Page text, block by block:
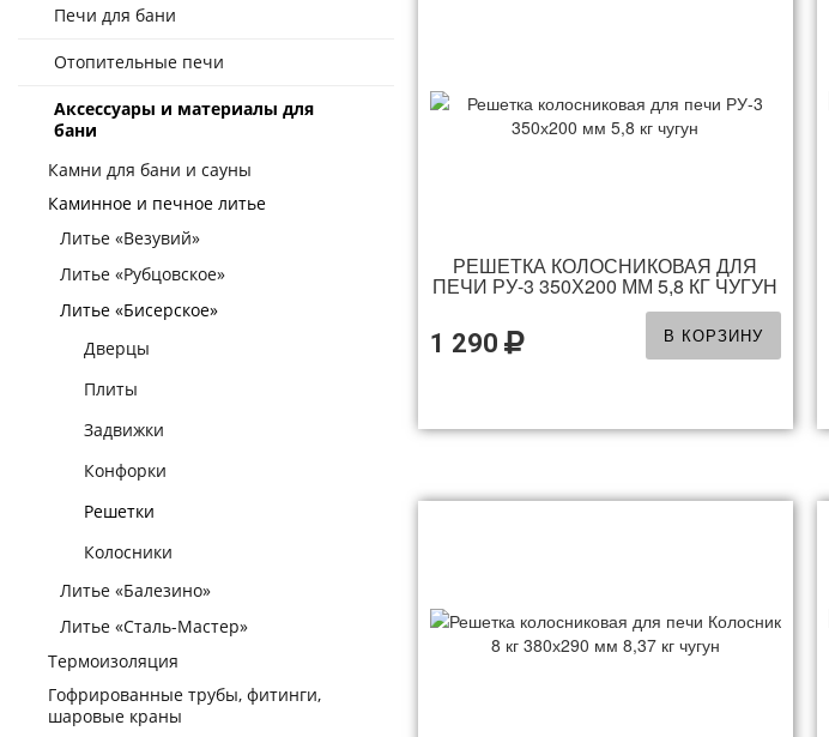
Печи для бани
Отопительные печи
Аксессуары и материалы для
бани
Камни для бани и сауны
Каминное и печное литье
Литье «Везувий»
Литье «Рубцовское»
Литье «Бисерское»
Дверцы
Плиты
Задвижки
Конфорки
Решетки
Колосники
Литье «Балезино»
Литье «Сталь-Мастер»
Термоизоляция
Гофрированные трубы, фитинги,
шаровые краны
РЕШЕТКА КОЛОСНИКОВАЯ ДЛЯ
ПЕЧИ РУ-3 350Х200 ММ 5,8 КГ ЧУГУН
1 290 В КОРЗИНУ